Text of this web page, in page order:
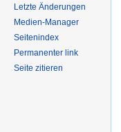
Letzte Änderungen
Medien-Manager
Seitenindex
Permanenter link
Seite zitieren